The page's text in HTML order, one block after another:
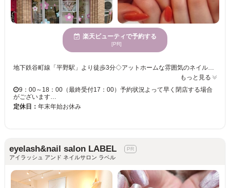
楽天ビューティで予約する
[PR]
もっと見る
9：00～18：00（最終受付17：00）予約状況よって早く閉店する場合
がございます…
定休日： 年末年始お休み
eyelash&nail salon LABEL
アイラッシュ アンド ネイルサロン ラベル